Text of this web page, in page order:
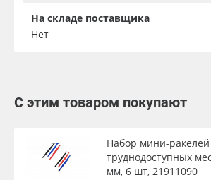
На складе поставщика
Нет
С этим товаром покупают
Набор мини-ракелей
труднодоступных
мм, 6 шт, 21911090